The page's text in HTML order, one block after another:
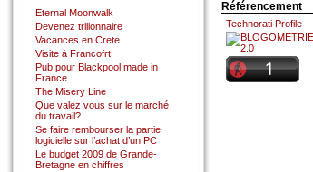
Eternal Moonwalk
Devenez trilionnaire
Vacances en Crete
Visite à Francofrt
Pub pour Blackpool made in
France
The Misery Line
Que valez vous sur le marché
du travail?
Se faire rembourser la partie
logicielle sur l’achat d’un PC
Le budget 2009 de Grande-
Bretagne en chiffres
Référencement
Technorati Profile